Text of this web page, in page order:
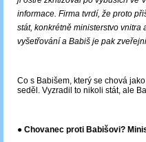
informace. Firma tvrdí, že proto
stát, konkrétně ministerstvo vnitra
vyšetřování a Babiš je pak
Co s Babišem, který se chová
seděl. Vyzradil to nikoli stát, ale
● Chovanec proti Babišovi?